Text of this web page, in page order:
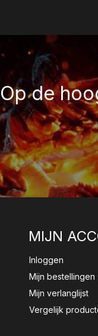
Op de
MIJN
Inloggen
Mijn bestellingen
Mijn verlanglijst
Vergelijk